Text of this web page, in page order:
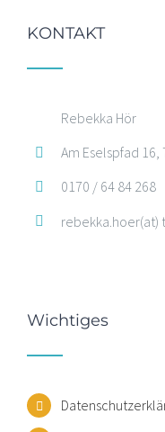
KONTAKT
Rebekka Hör
Am Eselspfad
0170 / 64 84 268
Wichtiges